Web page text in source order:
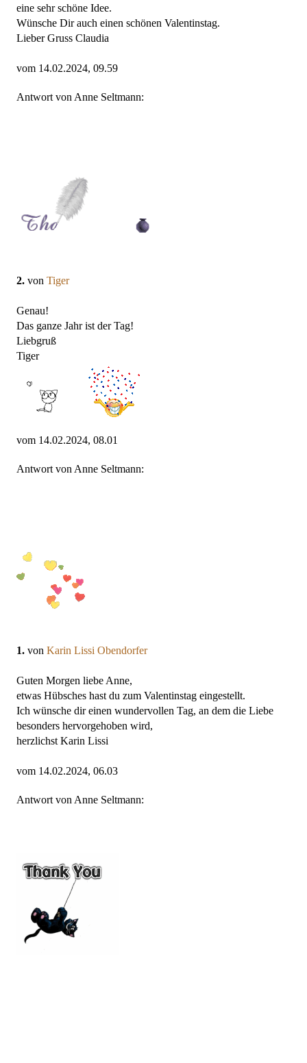
eine sehr schöne Idee.
Wünsche Dir auch einen schönen Valentinstag.
Lieber Gruss Claudia
vom 14.02.2024, 09.59
Antwort von Anne Seltmann:
2. von Tiger
Genau!
Das ganze Jahr ist der Tag!
Liebgruß
Tiger
vom 14.02.2024, 08.01
Antwort von Anne Seltmann:
1. von Karin Lissi Obendorfer
Guten Morgen liebe Anne,
etwas Hübsches hast du zum Valentinstag eingestellt.
Ich wünsche dir einen wundervollen Tag, an dem die Liebe
besonders hervorgehoben wird,
herzlichst Karin Lissi
vom 14.02.2024, 06.03
Antwort von Anne Seltmann: